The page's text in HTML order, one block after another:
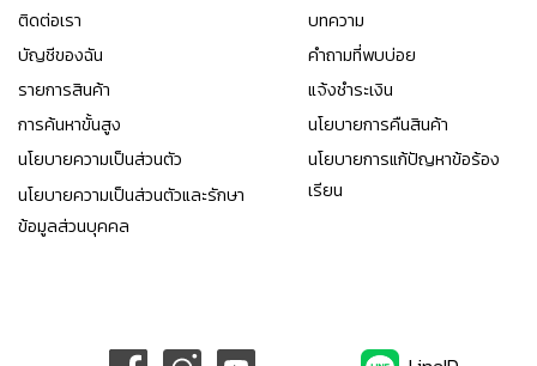
ติดต่อเรา
บัญชีของฉัน
รายการสินค้า
การค้นหาขั้นสูง
นโยบายความเป็นส่วนตัว
นโยบายความเป็นส่วนตัวและรักษา
ข้อมูลส่วนบุคคล
บทความ
คำถามที่พบบ่อย
แจ้งชำระเงิน
นโยบายการคืนสินค้า
นโยบายการแก้ปัญหาข้อร้อง
เรียน